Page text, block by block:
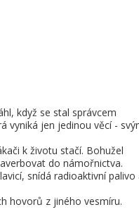
když se stal správcem
vyniká jen jedinou věcí -
k životu stačí. Bohužel
do námořnictva.
snídá radioaktivní palivo
hovorů z jiného vesmíru.